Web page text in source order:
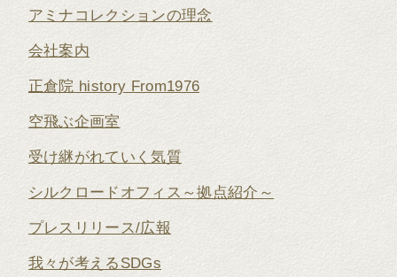
アミナコレクションの理念
会社案内
正倉院 history From1976
空飛ぶ企画室
受け継がれていく気質
シルクロードオフィス～拠点紹介～
プレスリリース/広報
我々が考えるSDGs